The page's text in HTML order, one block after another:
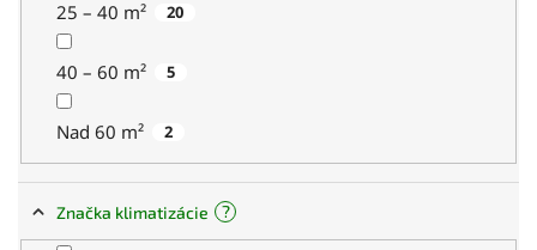
25 – 40 m² 20
40 – 60 m² 5
Nad 60 m² 2
Značka klimatizácie ?